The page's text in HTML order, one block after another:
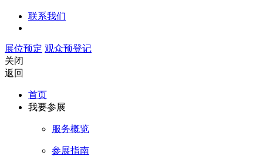
联系我们
展位预定 观众预登记
关闭
返回
首页
我要参展
服务概览
参展指南